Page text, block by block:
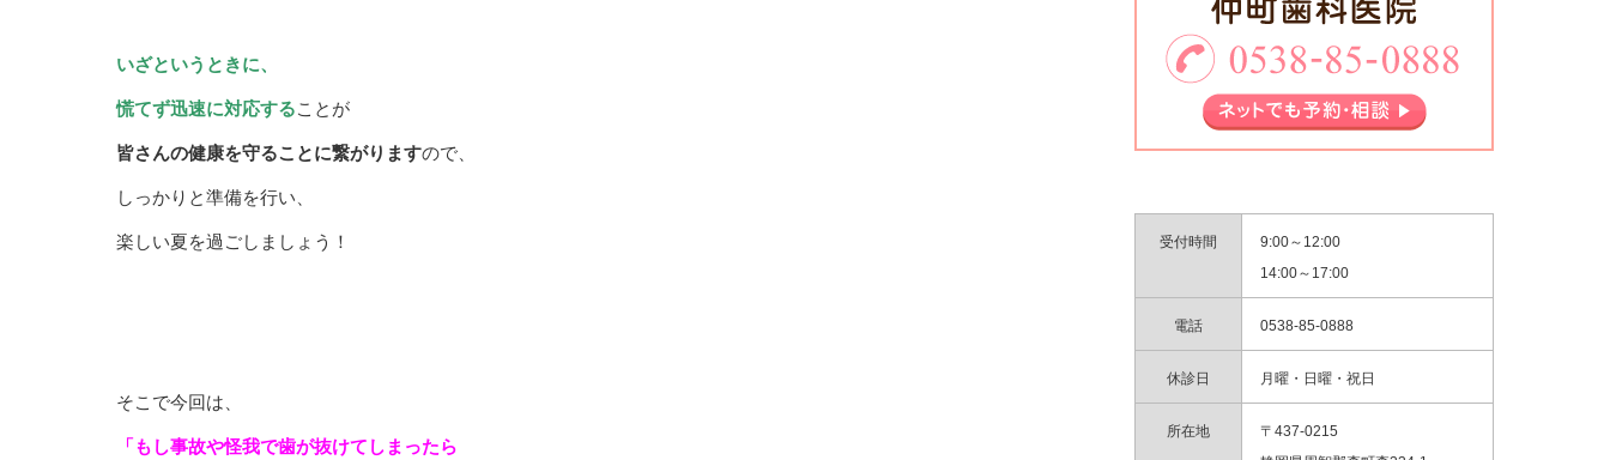
いざというときに、
慌てず迅速に対応することが
皆さんの健康を守ることに繋がりますので、
しっかりと準備を行い、
楽しい夏を過ごしましょう！
そこで今回は、
「もし事故や怪我で歯が抜けてしまったら
受付時間
9:00～12:00
14:00～17:00
電話 0538-85-0888
休診日 月曜・日曜・祝日
所在地
〒437-0215